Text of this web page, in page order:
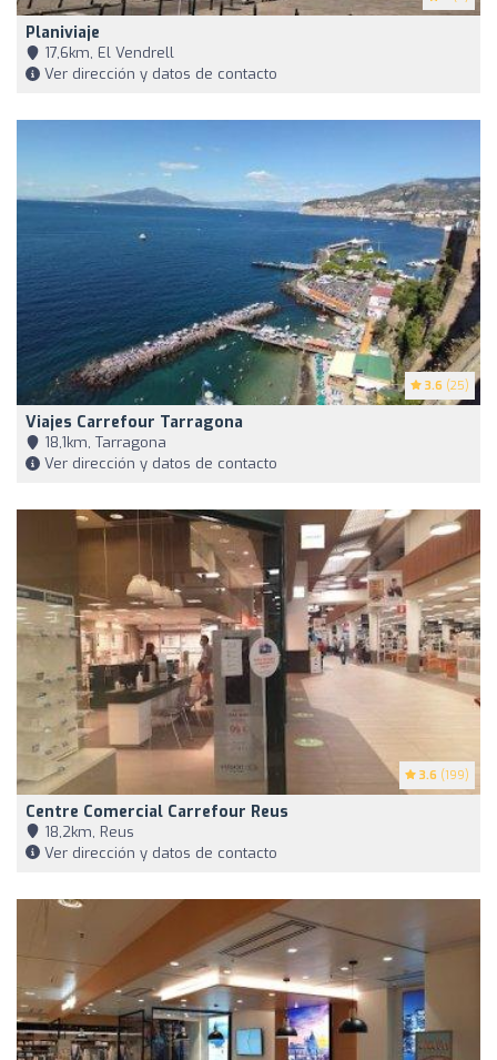
Planiviaje
17,6km, El Vendrell
Ver dirección y datos de contacto
3.6 (25)
Viajes Carrefour Tarragona
18,1km, Tarragona
Ver dirección y datos de contacto
3.6 (199)
Centre Comercial Carrefour Reus
18,2km, Reus
Ver dirección y datos de contacto